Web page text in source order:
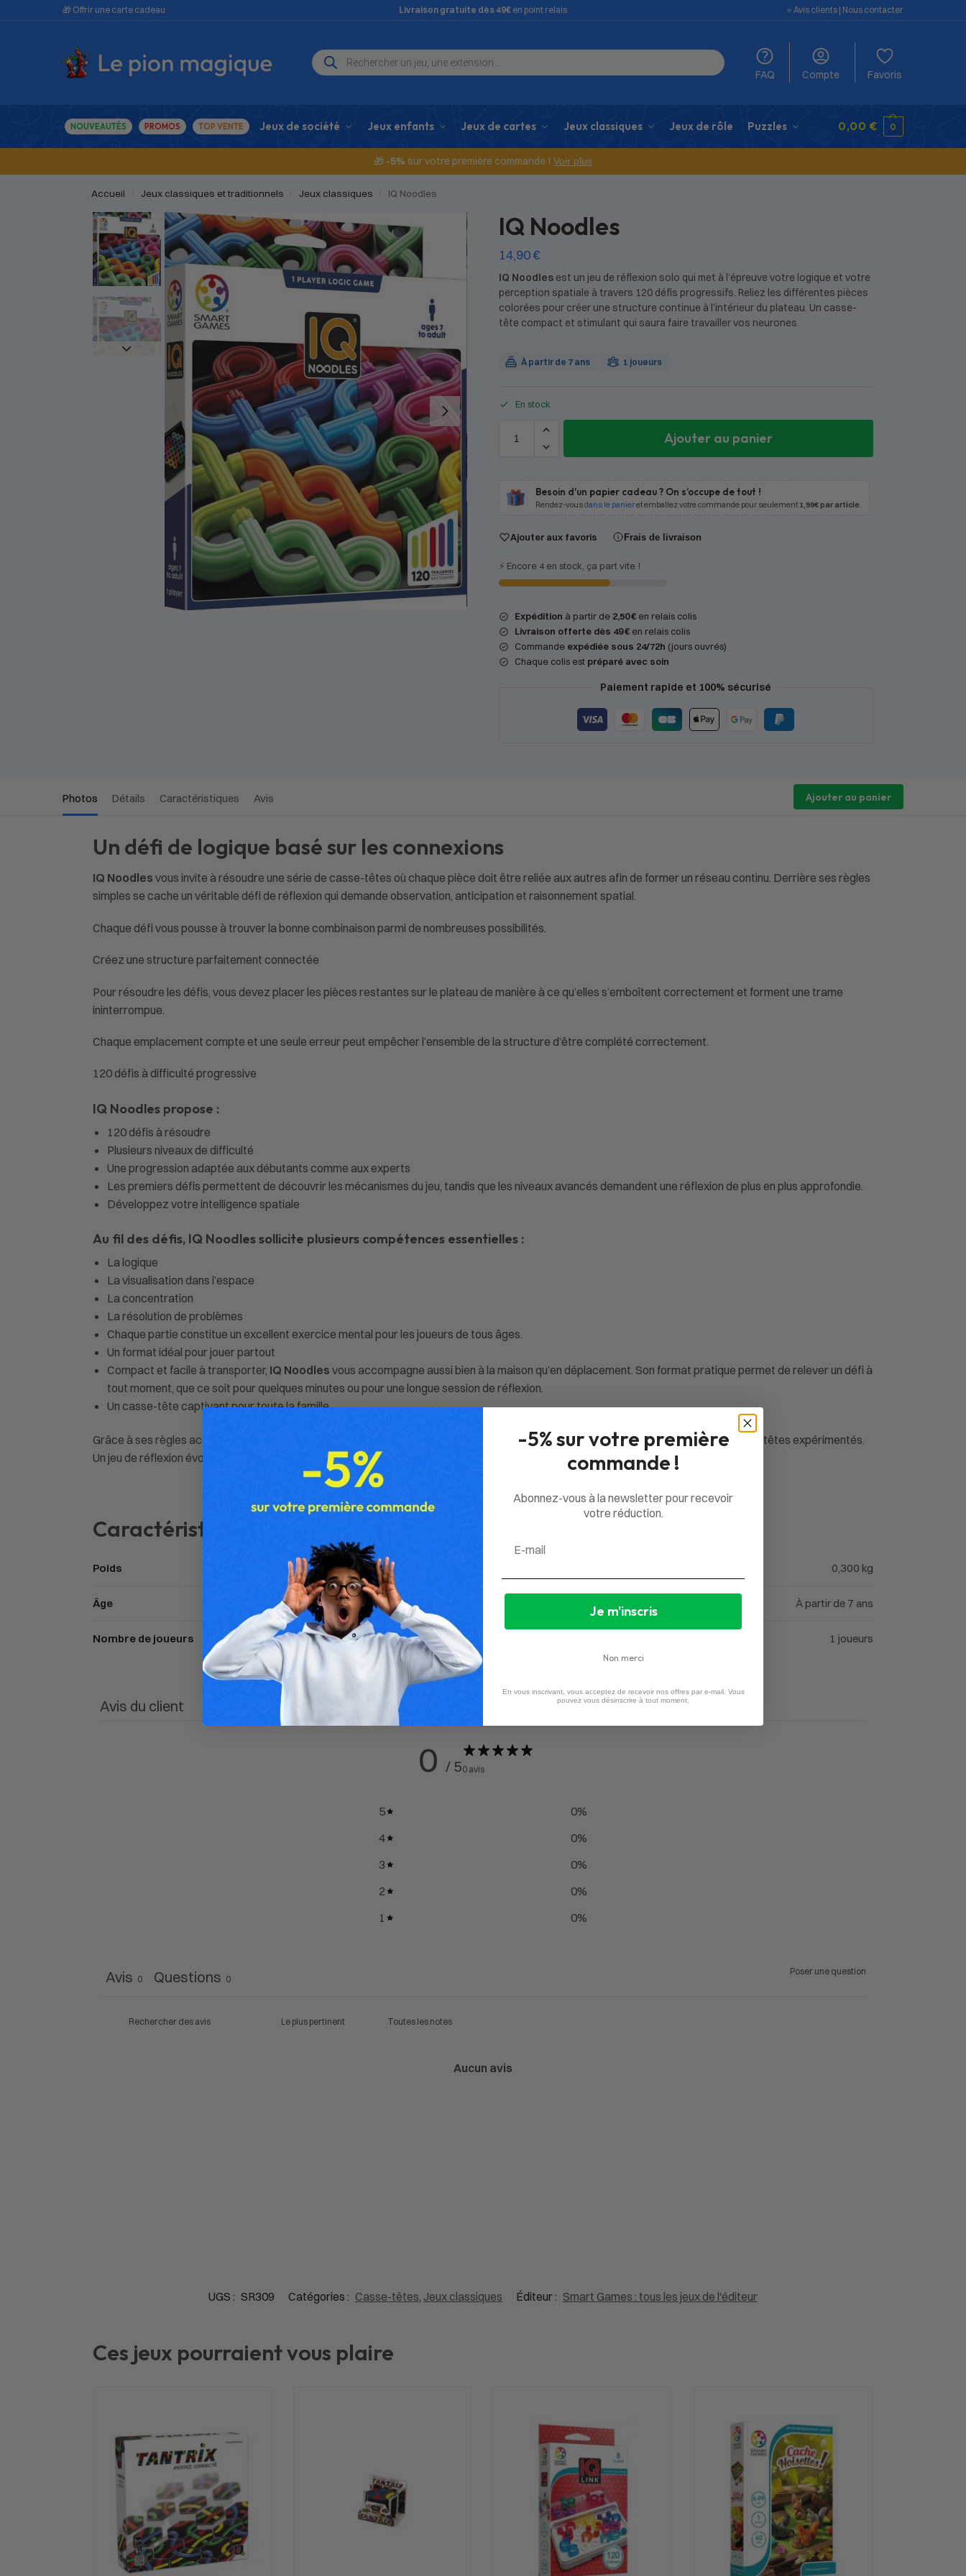
🎁 Offrir une carte cadeau Livraison gratuite dès 49€ en point relais ⭐️ Avis clients | Nous contacter
FAQ Compte Favoris
NOUVEAUTÉS PROMOS TOP VENTE Jeux de société Jeux enfants Jeux de cartes Jeux classiques Jeux de rôle Puzzles 0,00 € 0
🎁 -5% sur votre première commande ! Voir plus
Accueil Jeux classiques et traditionnels Jeux classiques IQ Noodles
IQ Noodles
14,90€
IQ Noodlesest un jeu de réflexion solo qui met à l’épreuve votre logique et votre
perception spatiale à travers 120 défis progressifs. Reliez les différentes pièces
colorées pour créer une structure continue à l’intérieur du plateau. Un casse-
tête compact et stimulant qui saura faire travailler vos neurones.
À partir de 7 ans 1 joueurs
En stock
Ajouter au panier
Besoin d'un papier cadeau ? On s’occupe de tout !
Rendez-vousdans le panieret emballez votre commande pour seulement 1,99€ par article.
Ajouter aux favoris Frais de livraison
⚡️ Encore 4 en stock, ça part vite !
Expédition à partir de 2,50 €en relais colis
Livraison offerte dès 49 €en relais colis
Commande expédiée sous 24/72h (jours ouvrés)
Chaque colis est préparé avec soin
Paiement rapide et 100% sécurisé
Photos Détails Caractéristiques Avis Ajouter au panier
Un défi de logique basé sur les connexions
IQ Noodles vous invite à résoudre une série de casse-têtes où chaque pièce doit être reliée aux autres afin de former un réseau continu. Derrière ses règles
simples se cache un véritable défi de réflexion qui demande observation, anticipation et raisonnement spatial.
Chaque défi vous pousse à trouver la bonne combinaison parmi de nombreuses possibilités.
Créez une structure parfaitement connectée
Pour résoudre les défis, vous devez placer les pièces restantes sur le plateau de manière à ce qu’elles s’emboîtent correctement et forment une trame
ininterrompue.
Chaque emplacement compte et une seule erreur peut empêcher l’ensemble de la structure d’être complété correctement.
120 défis à difficulté progressive
IQ Noodlespropose :
120 défis à résoudre
Plusieurs niveaux de difficulté
Une progression adaptée aux débutants comme aux experts
Les premiers défis permettent de découvrir les mécanismes du jeu, tandis que les niveaux avancés demandent une réflexion de plus en plus approfondie.
Développez votre intelligence spatiale
Au fil des défis, IQ Noodlessollicite plusieurs compétences essentielles :
La logique
La visualisation dans l’espace
La concentration
La résolution de problèmes
Chaque partie constitue un excellent exercice mental pour les joueurs de tous âges.
Un format idéal pour jouer partout
Compact et facile à transporter, IQ Noodles vous accompagne aussi bien à la maison qu’en déplacement. Son format pratique permet de relever un défi à
tout moment, que ce soit pour quelques minutes ou pour une longue session de réflexion.
Un casse-tête captivant pour toute la famille
Grâce à ses règles accessibles et à ses nombreux défis,
convient aussi bien aux jeunes joueurs qu’aux amateurs de casse-têtes expérimentés.
Un jeu de réflexion évolutif qui offre des heures de défis et de satisfaction à chaque solution trouvée.
Caractéristiques
Poids 0,300 kg
Âge À partir de 7 ans
Nombre de joueurs 1 joueurs
Avis du client
0 / 50 avis
5 0%
4
0%
3
0%
2
0%
1
0%
Poser une question
Avis 0 Questions 0
Aucun avis
UGS : SR309 Catégories : Casse-têtes, Jeux classiques Éditeur : Smart Games : tous les jeux de l'éditeur
Ces jeux pourraient vous plaire
-5% sur votre première
commande !
Abonnez-vous à la newsletter pour recevoir
votre réduction.
Je m'inscris
Non merci
En vous inscrivant, vous acceptez de recevoir nos offres par e-mail. Vous
pouvez vous désinscrire à tout moment.